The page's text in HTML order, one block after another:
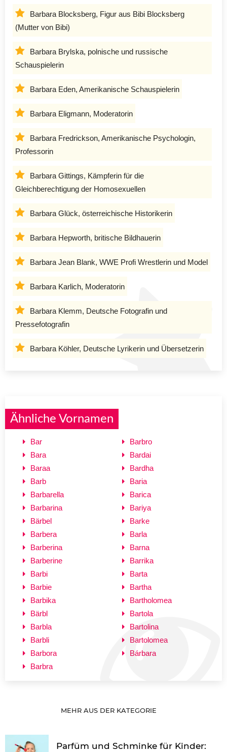
Barbara Blocksberg, Figur aus Bibi Blocksberg
(Mutter von Bibi)
Barbara Brylska, polnische und russische
Schauspielerin
Barbara Eden, Amerikanische Schauspielerin
Barbara Eligmann, Moderatorin
Barbara Fredrickson, Amerikanische Psychologin,
Professorin
Barbara Gittings, Kämpferin für die
Gleichberechtigung der Homosexuellen
Barbara Glück, österreichische Historikerin
Barbara Hepworth, britische Bildhauerin
Barbara Jean Blank, WWE Profi Wrestlerin und Model
Barbara Karlich, Moderatorin
Barbara Klemm, Deutsche Fotografin und
Pressefotografin
Barbara Köhler, Deutsche Lyrikerin und Übersetzerin
Ähnliche Vornamen
Bar
Bara
Baraa
Barb
Barbarella
Barbarina
Bärbel
Barbera
Barberina
Barberine
Barbi
Barbie
Barbika
Bärbl
Barbla
Barbli
Barbora
Barbra
Barbro
Bardai
Bardha
Baria
Barica
Bariya
Barke
Barla
Barna
Barrika
Barta
Bartha
Bartholomea
Bartola
Bartolina
Bartolomea
Bárbara
MEHR AUS DER KATEGORIE
Parfüm und Schminke für Kinder: